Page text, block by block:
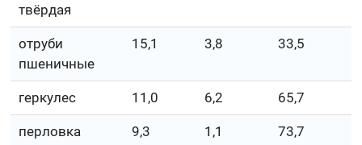
твёрдая
отруби
пшеничные
15,1 3,8 33,5
геркулес 11,0 6,2 65,7
перловка 9,3 1,1 73,7